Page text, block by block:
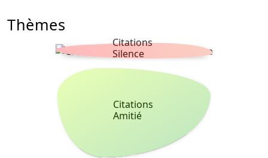
Thèmes
Citations
Silence
Citations
Amitié